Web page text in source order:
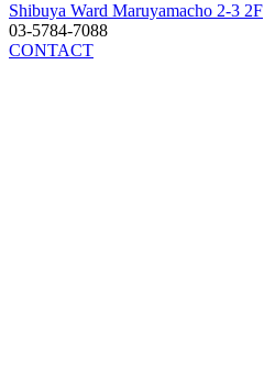
Shibuya Ward Maruyamacho 2-3 2F
03-5784-7088
CONTACT